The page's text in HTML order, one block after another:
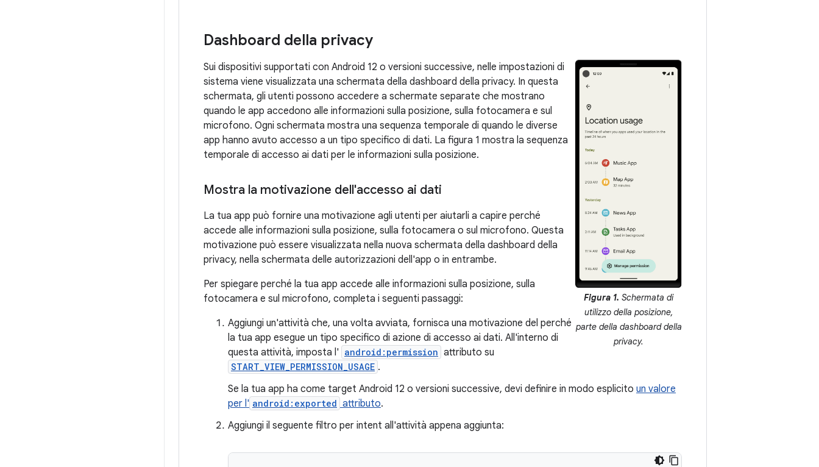
Dashboard della privacy
Figura 1. Schermata di
utilizzo della posizione,
parte della dashboard della
privacy.
Sui dispositivi supportati con Android 12 o versioni successive, nelle impostazioni di
sistema viene visualizzata una schermata della dashboard della privacy. In questa
schermata, gli utenti possono accedere a schermate separate che mostrano
quando le app accedono alle informazioni sulla posizione, sulla fotocamera e sul
microfono. Ogni schermata mostra una sequenza temporale di quando le diverse
app hanno avuto accesso a un tipo specifico di dati. La figura 1 mostra la sequenza
temporale di accesso ai dati per le informazioni sulla posizione.
Mostra la motivazione dell'accesso ai dati
La tua app può fornire una motivazione agli utenti per aiutarli a capire perché
accede alle informazioni sulla posizione, sulla fotocamera o sul microfono. Questa
motivazione può essere visualizzata nella nuova schermata della dashboard della
privacy, nella schermata delle autorizzazioni dell'app o in entrambe.
Per spiegare perché la tua app accede alle informazioni sulla posizione, sulla
fotocamera e sul microfono, completa i seguenti passaggi:
Aggiungi un'attività che, una volta avviata, fornisca una motivazione del perché
la tua app esegue un tipo specifico di azione di accesso ai dati. All'interno di
questa attività, imposta l' android:permission attributo su
START_VIEW_PERMISSION_USAGE .
Se la tua app ha come target Android 12 o versioni successive, devi definire in modo esplicito un valore
per l' android:exported attributo.
Aggiungi il seguente filtro per intent all'attività appena aggiunta: